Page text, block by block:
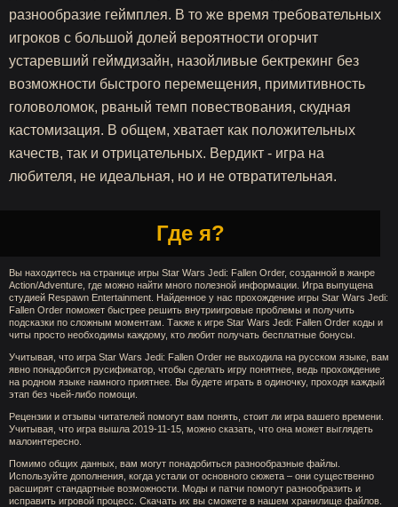
разнообразие геймплея. В то же время требовательных
игроков с большой долей вероятности огорчит
устаревший геймдизайн, назойливые бектрекинг без
возможности быстрого перемещения, примитивность
головоломок, рваный темп повествования, скудная
кастомизация. В общем, хватает как положительных
качеств, так и отрицательных. Вердикт - игра на
любителя, не идеальная, но и не отвратительная.
Где я?
Вы находитесь на странице игры Star Wars Jedi: Fallen Order, созданной в жанре
Action/Adventure, где можно найти много полезной информации. Игра выпущена
студией Respawn Entertainment. Найденное у нас прохождение игры Star Wars Jedi:
Fallen Order поможет быстрее решить внутриигровые проблемы и получить
подсказки по сложным моментам. Также к игре Star Wars Jedi: Fallen Order коды и
читы просто необходимы каждому, кто любит получать бесплатные бонусы.
Учитывая, что игра Star Wars Jedi: Fallen Order не выходила на русском языке, вам
явно понадобится русификатор, чтобы сделать игру понятнее, ведь прохождение
на родном языке намного приятнее. Вы будете играть в одиночку, проходя каждый
этап без чьей-либо помощи.
Рецензии и отзывы читателей помогут вам понять, стоит ли игра вашего времени.
Учитывая, что игра вышла 2019-11-15, можно сказать, что она может выглядеть
малоинтересно.
Помимо общих данных, вам могут понадобиться разнообразные файлы.
Используйте дополнения, когда устали от основного сюжета – они существенно
расширят стандартные возможности. Моды и патчи помогут разнообразить и
исправить игровой процесс. Скачать их вы сможете в нашем хранилище файлов.